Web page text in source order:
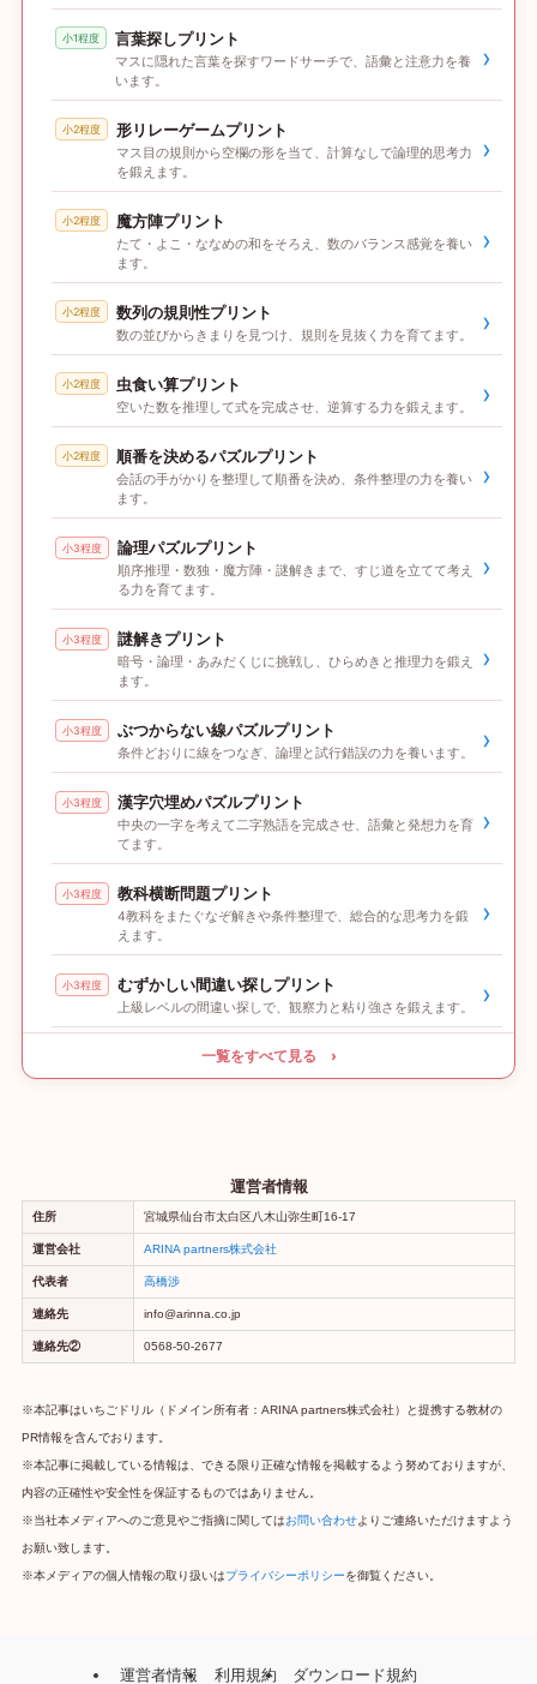
小1程度 言葉探しプリント
マスに隠れた言葉を探すワードサーチで、語彙と注意力を養
います。
›
小2程度 形リレーゲームプリント
マス目の規則から空欄の形を当て、計算なしで論理的思考力
を鍛えます。
›
小2程度 魔方陣プリント
たて・よこ・ななめの和をそろえ、数のバランス感覚を養い
ます。
›
小2程度 数列の規則性プリント
数の並びからきまりを見つけ、規則を見抜く力を育てます。 ›
小2程度 虫食い算プリント
空いた数を推理して式を完成させ、逆算する力を鍛えます。 ›
小2程度 順番を決めるパズルプリント
会話の手がかりを整理して順番を決め、条件整理の力を養い
ます。
›
小3程度 論理パズルプリント
順序推理・数独・魔方陣・謎解きまで、すじ道を立てて考え
る力を育てます。
›
小3程度 謎解きプリント
暗号・論理・あみだくじに挑戦し、ひらめきと推理力を鍛え
ます。
›
小3程度 ぶつからない線パズルプリント
条件どおりに線をつなぎ、論理と試行錯誤の力を養います。 ›
小3程度 漢字穴埋めパズルプリント
中央の一字を考えて二字熟語を完成させ、語彙と発想力を育
てます。
›
小3程度 教科横断問題プリント
4教科をまたぐなぞ解きや条件整理で、総合的な思考力を鍛
えます。
›
小3程度 むずかしい間違い探しプリント
上級レベルの間違い探しで、観察力と粘り強さを鍛えます。 ›
一覧をすべて見る ›
運営者情報
住所 宮城県仙台市太白区八木山弥生町16-17
運営会社 ARINA partners株式会社
代表者 高橋渉
連絡先 info@arinna.co.jp
連絡先② 0568-50-2677
※本記事はいちごドリル（ドメイン所有者：ARINA partners株式会社）と提携する教材の
PR情報を含んでおります。
※本記事に掲載している情報は、できる限り正確な情報を掲載するよう努めておりますが、
内容の正確性や安全性を保証するものではありません。
※当社本メディアへのご意見やご指摘に関してはお問い合わせよりご連絡いただけますよう
お願い致します。
※本メディアの個人情報の取り扱いはプライバシーポリシーを御覧ください。
運営者情報 利用規約 ダウンロード規約